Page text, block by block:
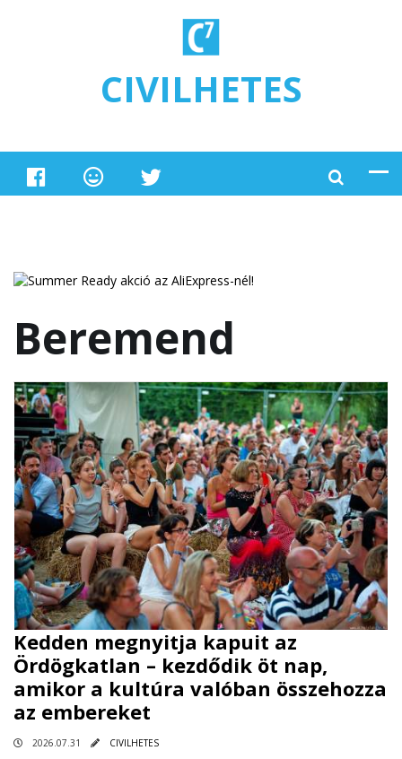
CIVILHETES
Beremend
Kedden megnyitja kapuit az
Ördögkatlan – kezdődik öt nap,
amikor a kultúra valóban összehozza
az embereket
2026.07.31 CIVILHETES